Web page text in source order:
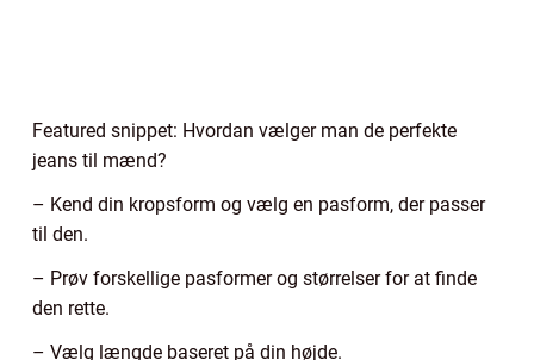
Featured snippet: Hvordan vælger man de perfekte
jeans til mænd?
– Kend din kropsform og vælg en pasform, der passer
til den.
– Prøv forskellige pasformer og størrelser for at finde
den rette.
– Vælg længde baseret på din højde.